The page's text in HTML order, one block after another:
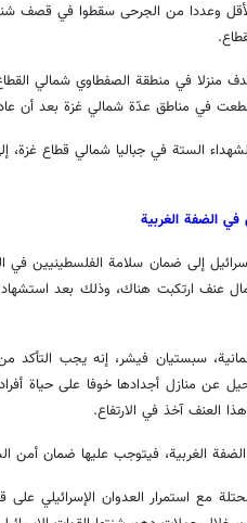
إن 6 شهداء على الأقل وعددا من الجرحى سقطوا في
انقطعت في مناطق عدّة شمالي غزة بعد أن
الستة في جباليا شمالي قطاع
في الضفة الغربية
إسرائيل إلى ضمان سلامة الفلسطينيين
عنف ارتكبت هناك، وذلك بعد
سبستيان فيشر، إنه يجب التأكد من
عن منازل أجدادها خوفا على حياة
العنف آخذ في الارتفاع.
الغربية، فيتوجب عليها ضمان أمن
مع استمرار العدوان الإسرائيلي